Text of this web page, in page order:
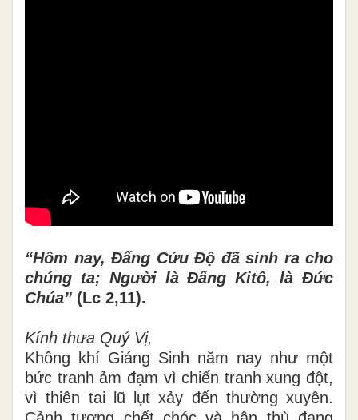
“Hôm nay, Đấng Cứu Độ đã sinh ra cho
chúng ta; Người là Đấng Kitô, là Đức
Chúa” (Lc 2,11).
Kính thưa Quý Vị,
Không khí Giáng Sinh năm nay như một
bức tranh ảm đạm vì chiến tranh xung đột,
vì thiên tai lũ lụt xảy đến thường xuyên.